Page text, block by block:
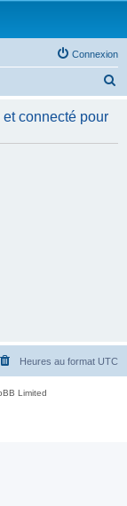
Connexion
h
connecté pour
Heures au format UTC
Limited